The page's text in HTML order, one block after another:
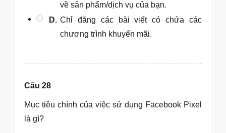
về sản phẩm/dịch vụ của bạn.
D. Chỉ đăng các bài viết có chứa các
chương trình khuyến mãi.
Câu 28
Mục tiêu chính của việc sử dụng Facebook Pixel
là gì?